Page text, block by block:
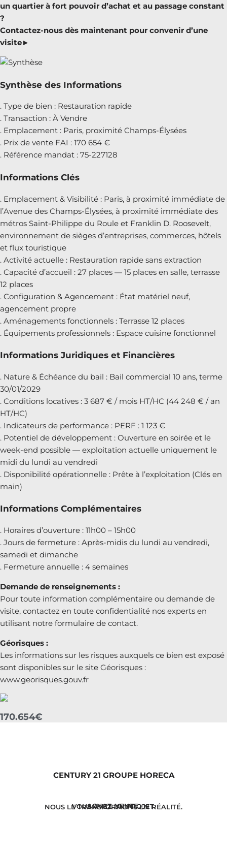
un quartier à fort pouvoir d’achat et au passage constant
?
Contactez-nous dès maintenant pour convenir d’une
visite►
Synthèse des Informations
. Type de bien : Restauration rapide
. Transaction : À Vendre
. Emplacement : Paris, proximité Champs-Élysées
. Prix de vente FAI : 170 654 €
. Référence mandat : 75-227128
Informations Clés
. Emplacement & Visibilité : Paris, à proximité immédiate de
l’Avenue des Champs-Élysées, à proximité immédiate des
métros Saint-Philippe du Roule et Franklin D. Roosevelt,
environnement de sièges d’entreprises, commerces, hôtels
et flux touristique
. Activité actuelle : Restauration rapide sans extraction
. Capacité d’accueil : 27 places — 15 places en salle, terrasse
12 places
. Configuration & Agencement : État matériel neuf,
agencement propre
. Aménagements fonctionnels : Terrasse 12 places
. Équipements professionnels : Espace cuisine fonctionnel
Informations Juridiques et Financières
. Nature & Échéance du bail : Bail commercial 10 ans, terme
30/01/2029
. Conditions locatives : 3 687 € / mois HT/HC (44 248 € / an
HT/HC)
. Indicateurs de performance : PERF : 1 123 €
. Potentiel de développement : Ouverture en soirée et le
week-end possible — exploitation actuelle uniquement le
midi du lundi au vendredi
. Disponibilité opérationnelle : Prête à l’exploitation (Clés en
main)
Informations Complémentaires
. Horaires d’ouverture : 11h00 – 15h00
. Jours de fermeture : Après-midis du lundi au vendredi,
samedi et dimanche
. Fermeture annuelle : 4 semaines
Demande de renseignements :
Pour toute information complémentaire ou demande de
visite, contactez en toute confidentialité nos experts en
utilisant notre formulaire de contact.
Géorisques :
Les informations sur les risques auxquels ce bien est exposé
sont disponibles sur le site Géorisques :
www.georisques.gouv.fr
170.654€
CENTURY 21 GROUPE HORECA
ACHAT. VENTE.
VOUS AVEZ UN PROJET.
NOUS LE TRANSFORMONS EN RÉALITÉ.